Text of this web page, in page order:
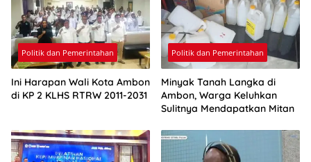
Politik dan Pemerintahan
Ini Harapan Wali Kota Ambon
di KP 2 KLHS RTRW 2011-2031
Politik dan Pemerintahan
Minyak Tanah Langka di
Ambon, Warga Keluhkan
Sulitnya Mendapatkan Mitan